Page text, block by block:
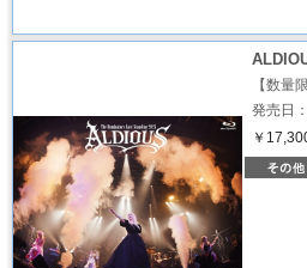
【数量
発売日
￥